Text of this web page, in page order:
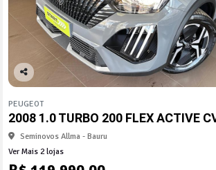
Co
arti
lhe
PEUGEOT
2008 1.0 TURBO 200 FLEX ACTIVE
Seminovos Allma - Bauru
Ver Mais 2 lojas